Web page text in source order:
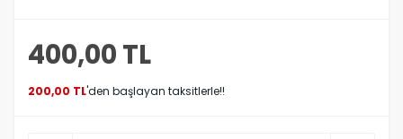
400,00 TL
200,00 TL'den başlayan taksitlerle!!